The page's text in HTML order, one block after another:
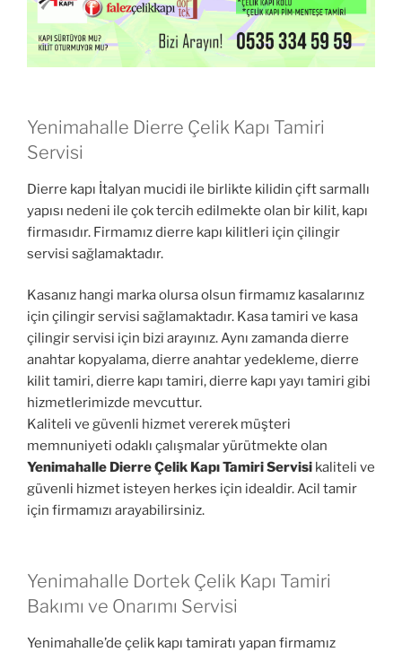
Yenimahalle Dierre Çelik Kapı Tamiri
Servisi
Dierre kapı İtalyan mucidi ile birlikte kilidin çift sarmallı
yapısı nedeni ile çok tercih edilmekte olan bir kilit, kapı
firmasıdır. Firmamız dierre kapı kilitleri için çilingir
servisi sağlamaktadır.
Kasanız hangi marka olursa olsun firmamız kasalarınız
için çilingir servisi sağlamaktadır. Kasa tamiri ve kasa
çilingir servisi için bizi arayınız. Aynı zamanda dierre
anahtar kopyalama, dierre anahtar yedekleme, dierre
kilit tamiri, dierre kapı tamiri, dierre kapı yayı tamiri gibi
hizmetlerimizde mevcuttur.
Kaliteli ve güvenli hizmet vererek müşteri
memnuniyeti odaklı çalışmalar yürütmekte olan
Yenimahalle Dierre Çelik Kapı Tamiri Servisi kaliteli ve
güvenli hizmet isteyen herkes için idealdir. Acil tamir
için firmamızı arayabilirsiniz.
Yenimahalle Dortek Çelik Kapı Tamiri
Bakımı ve Onarımı Servisi
Yenimahalle’de çelik kapı tamiratı yapan firmamız